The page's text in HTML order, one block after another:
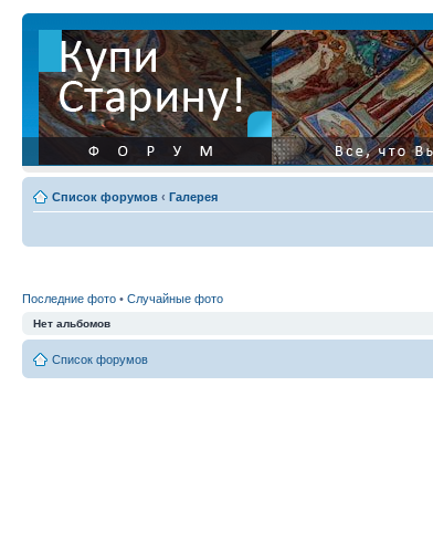
Список форумов ‹ Галерея
Последние фото • Случайные фото
Нет альбомов
Список форумов